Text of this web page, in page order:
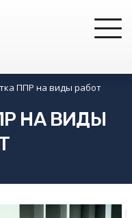
ППР на виды работ
НА ВИДЫ